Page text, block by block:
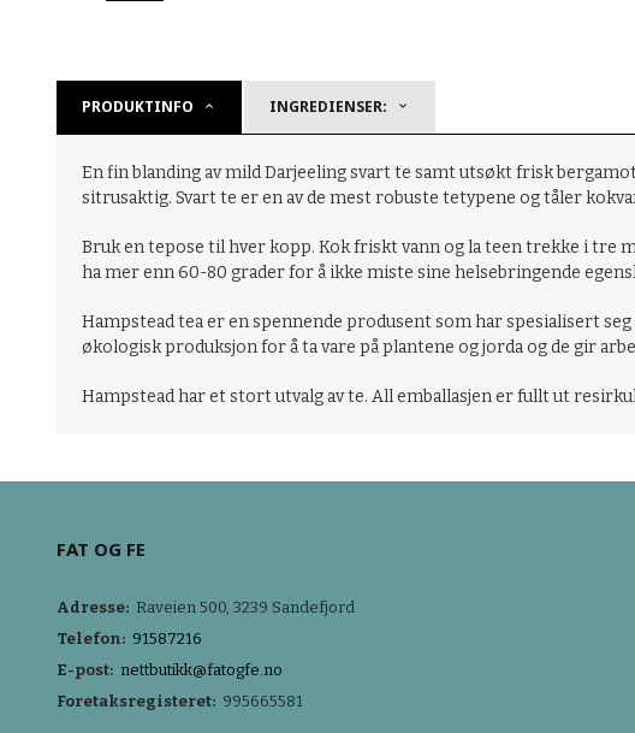
PRODUKTINFO INGREDIENSER:
En fin blanding av mild Darjeeling svart te samt utsøkt frisk
sitrusaktig. Svart te er en av de mest robuste tetypene og tåler
Bruk en tepose til hver kopp. Kok friskt vann og la teen trekke i
ha mer enn 60-80 grader for å ikke miste sine helsebringende
Hampstead tea er en spennende produsent som har spesialisert
økologisk produksjon for å ta vare på plantene og jorda og de gir
Hampstead har et stort utvalg av te. All emballasjen er fullt ut
FAT OG FE
Adresse: Raveien 500, 3239 Sandefjord
Telefon: 91587216
E-post: nettbutikk@fatogfe.no
Foretaksregisteret: 995665581